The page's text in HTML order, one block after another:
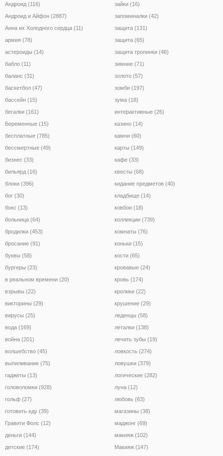
Андроид (116)
Андроид и Айфон (2887)
Анна их Холодного сердца (11)
армия (78)
астероиды (14)
бабло (11)
баланс (31)
баскетбол (47)
бассейн (15)
бегалки (161)
Беременные (15)
бесплатные (785)
бессмертные (49)
бизнес (33)
бильярд (16)
блоки (396)
бог (30)
бокс (13)
больница (64)
бродилки (453)
бросание (91)
буквы (58)
бургеры (23)
в реальном времени (20)
взрывы (22)
викторины (29)
вирусы (25)
вода (169)
война (201)
волшебство (45)
выпиливание (75)
гаджеты (13)
головоломки (928)
гольф (27)
готовить еду (39)
Гравити Фолс (12)
деньги (144)
детские (174)
зайки (16)
запоминалки (42)
защита (131)
защита (65)
защита тропинки (46)
зимние (71)
золото (57)
зомби (197)
зума (18)
интерактивные (26)
казино (14)
камни (60)
карты (149)
кафе (33)
квесты (68)
кидание предметов (40)
кладбище (14)
ковбои (18)
коллекции (739)
комнаты (76)
коньки (15)
кости (65)
кровавые (24)
кровь (174)
кролики (22)
крушение (29)
леденцы (58)
леталки (138)
лечить зубы (19)
ловкость (274)
ловушки (379)
логические (282)
луна (12)
любовь (63)
магазины (38)
маджонг (69)
макияж (102)
Макияж (147)